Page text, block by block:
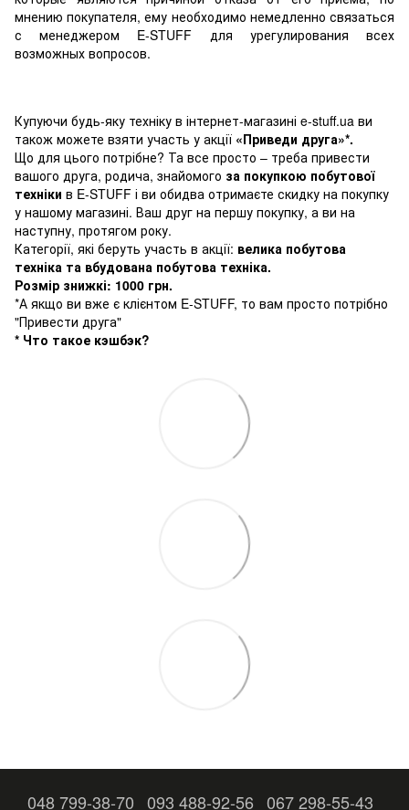
мнению покупателя, ему необходимо немедленно связаться
с менеджером E-STUFF для урегулирования всех
возможных вопросов.
Купуючи будь-яку техніку в інтернет-магазині e-stuff.ua ви
також можете взяти участь у акції «Приведи друга»*.
Що для цього потрібне? Та все просто – треба привести
вашого друга, родича, знайомого за покупкою побутової
техніки в E-STUFF і ви обидва отримаєте скидку на покупку
у нашому магазині. Ваш друг на першу покупку, а ви на
наступну, протягом року.
Категорії, які беруть участь в акції: велика побутова
техніка та вбудована побутова техніка.
Розмір знижкі: 1000 грн.
*А якщо ви вже є клієнтом E-STUFF, то вам просто потрібно
"Привести друга"
* Что такое кэшбэк?
048 799-38-70 093 488-92-56 067 298-55-43